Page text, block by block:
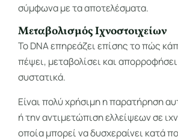
σύμφωνα με τα αποτελέσματα.
Μεταβολισμός Ιχνοστοιχείων
Το DNA επηρεάζει επίσης το πώς
πέψει, μεταβολίσει και
συστατικά.
Είναι πολύ χρήσιμη η παρατήρηση
ή την αντιμετώπιση ελλείψεων σε
οποία μπορεί να δυσχεραίνει κατά